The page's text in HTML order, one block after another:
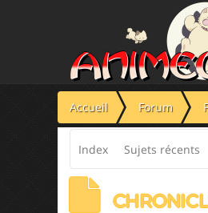
Accueil Forum
Index Sujets récents